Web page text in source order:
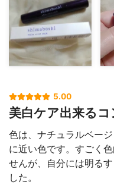
5.00
美白ケア出来るコ
色は、ナチュラルベー
に近い色です。すごく
せんが、自分には明る
した。